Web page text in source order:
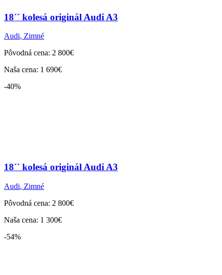
18´´ kolesá originál Audi A3
Audi, Zimné
Pôvodná cena: 2 800€
Naša cena: 1 690€
-40%
18´´ kolesá originál Audi A3
Audi, Zimné
Pôvodná cena: 2 800€
Naša cena: 1 300€
-54%